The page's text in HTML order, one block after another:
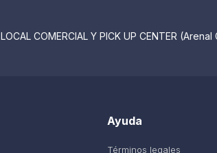
LOCAL COMERCIAL Y PICK UP CENTER
Ayuda
Términos legales